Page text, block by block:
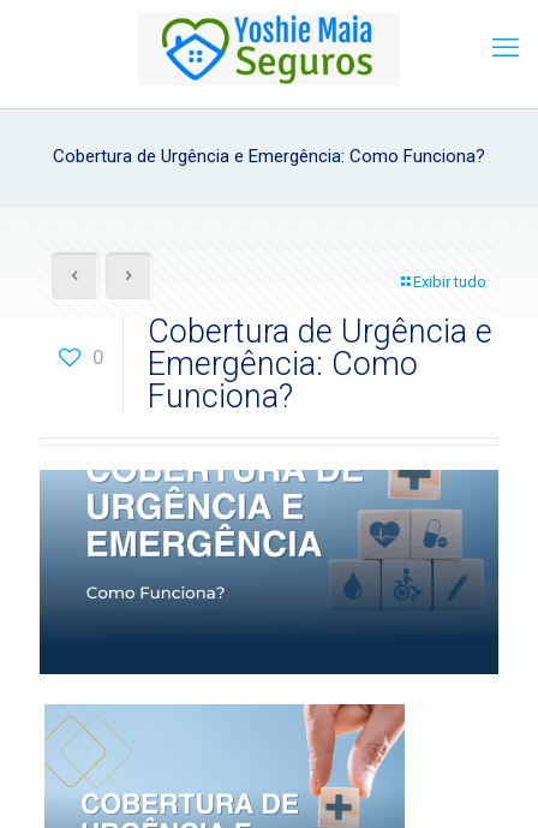
Cobertura de Urgência e Emergência: Como Funciona?
Exibir tudo
0
Cobertura de Urgência e
Emergência: Como
Funciona?